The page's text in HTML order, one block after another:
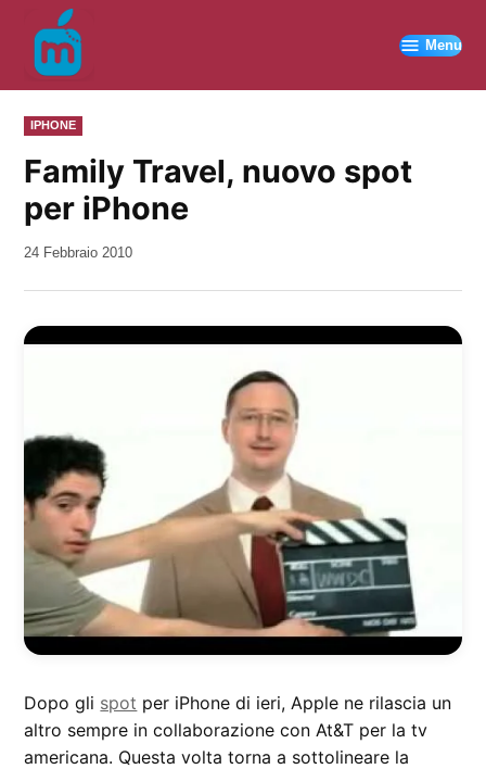
contenuto
Menu
PUBBLICATO
IN
IPHONE
Family Travel, nuovo spot
per iPhone
da
24 Febbraio 2010
Dopo gli spot per iPhone di ieri, Apple ne rilascia un
altro sempre in collaborazione con At&T per la tv
americana. Questa volta torna a sottolineare la